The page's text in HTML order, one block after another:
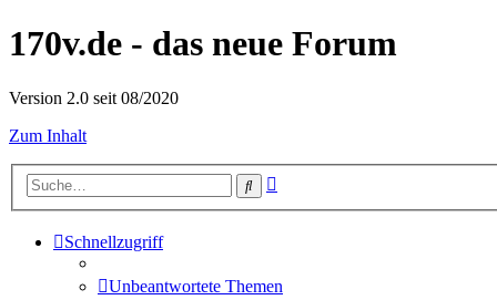
170v.de - das neue Forum
Version 2.0 seit 08/2020
Zum Inhalt
Suche
Schnellzugriff
Unbeantwortete Themen